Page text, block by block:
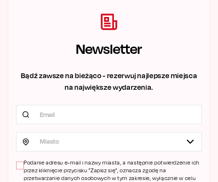
Newsletter
Bądź zawsze na bieżąco - rezerwuj najlepsze miejsca
na największe wydarzenia.
Miasto
Podanie adresu e-mail i nazwy miasta, a następnie potwierdzenie ich
przez kliknięcie przycisku "Zapisz się", oznacza zgodę na
przetwarzanie danych osobowych w tym zakresie, wyłącznie w celu